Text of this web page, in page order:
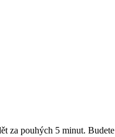
za pouhých 5 minut.